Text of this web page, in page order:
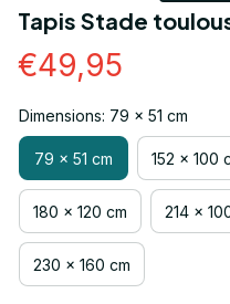
Tapis Stade
€49,95
Dimensions: 79 x 51 cm
79 x 51 cm 152 x 100
180 x 120 cm 214 x
230 x 160 cm